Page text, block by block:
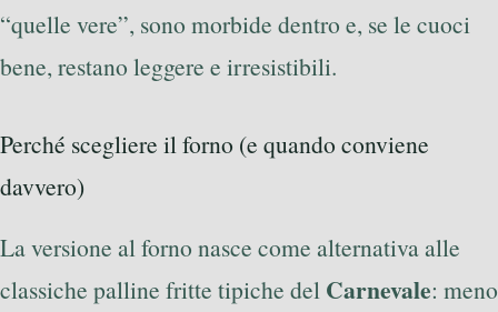
“quelle vere”, sono morbide dentro e, se le cuoci
bene, restano leggere e irresistibili.
Perché scegliere il forno (e quando conviene
davvero)
La versione al forno nasce come alternativa alle
classiche palline fritte tipiche del Carnevale: meno